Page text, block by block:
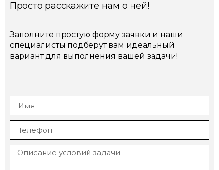
Просто расскажите нам о ней!
Заполните простую форму заявки и наши
специалисты подберут вам идеальный
вариант для выполнения вашей задачи!